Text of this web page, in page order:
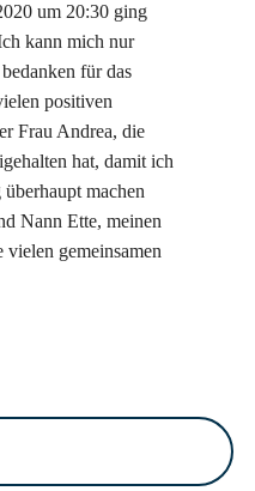
um 20:30 ging
kann mich nur
für das
positiven
Frau Andrea, die
hat, damit ich
machen
Nann Ette, meinen
gemeinsamen